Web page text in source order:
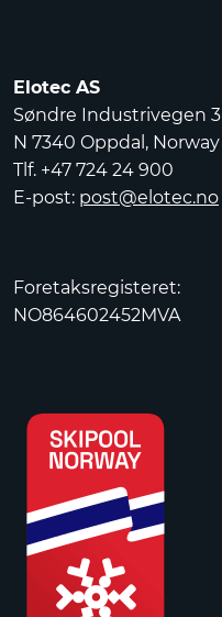
Elotec AS
Søndre Industrivegen 3
N 7340 Oppdal, Norway
Tlf. +47 724 24 900
E-post: post@elotec.no
Foretaksregisteret:
NO864602452MVA